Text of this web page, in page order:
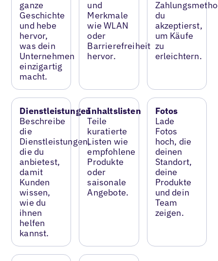
ganze
Geschichte
und hebe
hervor,
was dein
Unternehmen
einzigartig
macht.
und
Merkmale
wie WLAN
oder
Barrierefreiheit
hervor.
du
akzeptierst,
um Käufe
zu
erleichtern.
Dienstleistungen
Beschreibe
die
Dienstleistungen,
die du
anbietest,
damit
Kunden
wissen,
wie du
ihnen
helfen
kannst.
Inhaltslisten
Teile
kuratierte
Listen wie
empfohlene
Produkte
oder
saisonale
Angebote.
Fotos
Lade
Fotos
hoch, die
deinen
Standort,
deine
Produkte
und dein
Team
zeigen.